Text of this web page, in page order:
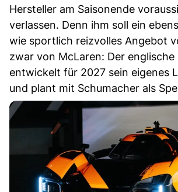
Hersteller am Saisonende
verlassen. Denn ihm soll ein
wie sportlich reizvolles Angebot
zwar von McLaren: Der englische
entwickelt für 2027 sein eigenes
und plant mit Schumacher als